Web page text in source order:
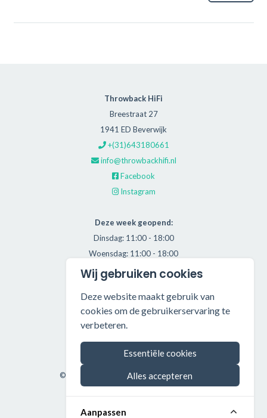
Throwback HiFi
Breestraat 27
1941 ED Beverwijk
+(31)643180661
info@throwbackhifi.nl
Facebook
Instagram
Deze week geopend:
Dinsdag: 11:00 - 18:00
Woensdag: 11:00 - 18:00
Donderdag: 11:00 - 21:00
Zaterdag: 11:00 - 17:00
Alle getoonde prijzen zijn incl. BTW.
Algemene Voorwaarden
Manage cookies
©2026 Throwback HiFi — All rights reserved.
Wij gebruiken cookies
Deze website maakt gebruik van
cookies om de gebruikerservaring te
verbeteren.
Essentiële cookies
Alles accepteren
Aanpassen